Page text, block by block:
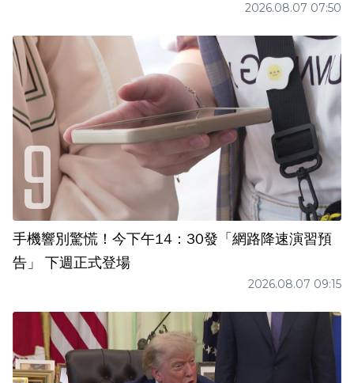
2026.08.07 07:50
手機響別驚慌！今下午14：30發「網路降速演習預
告」 下週正式登場
2026.08.07 09:15